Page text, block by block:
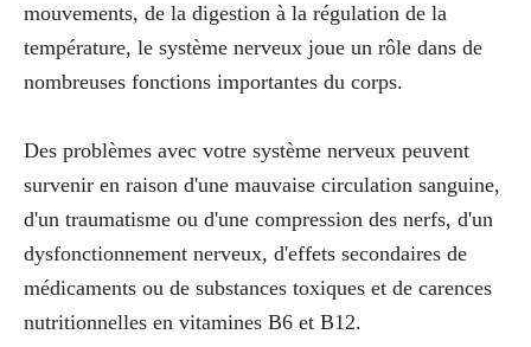
mouvements, de la digestion à la régulation de la
température, le système nerveux joue un rôle dans de
nombreuses fonctions importantes du corps.
Des problèmes avec votre système nerveux peuvent
survenir en raison d'une mauvaise circulation sanguine,
d'un traumatisme ou d'une compression des nerfs, d'un
dysfonctionnement nerveux, d'effets secondaires de
médicaments ou de substances toxiques et de carences
nutritionnelles en vitamines B6 et B12.